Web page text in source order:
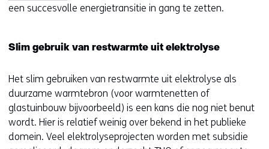
een succesvolle energietransitie in gang te zetten.
Slim gebruik van restwarmte uit elektrolyse
Het slim gebruiken van restwarmte uit elektrolyse als
duurzame warmtebron (voor warmtenetten of
glastuinbouw bijvoorbeeld) is een kans die nog niet benut
wordt. Hier is relatief weinig over bekend in het publieke
domein. Veel elektrolyseprojecten worden met subsidie